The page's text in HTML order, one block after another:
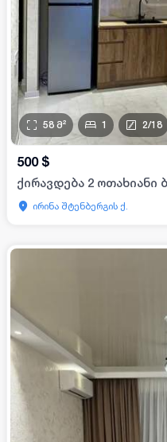
58 მ² 1 2/18
500 $
ქირავდება 2 ოთახიანი
ირინა შტენბერგის ქ.